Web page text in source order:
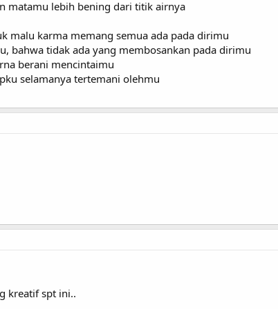
matamu lebih bening dari titik airnya
malu karma memang semua ada pada dirimu
bahwa tidak ada yang membosankan pada dirimu
berani mencintaimu
selamanya tertemani olehmu
kreatif spt ini..